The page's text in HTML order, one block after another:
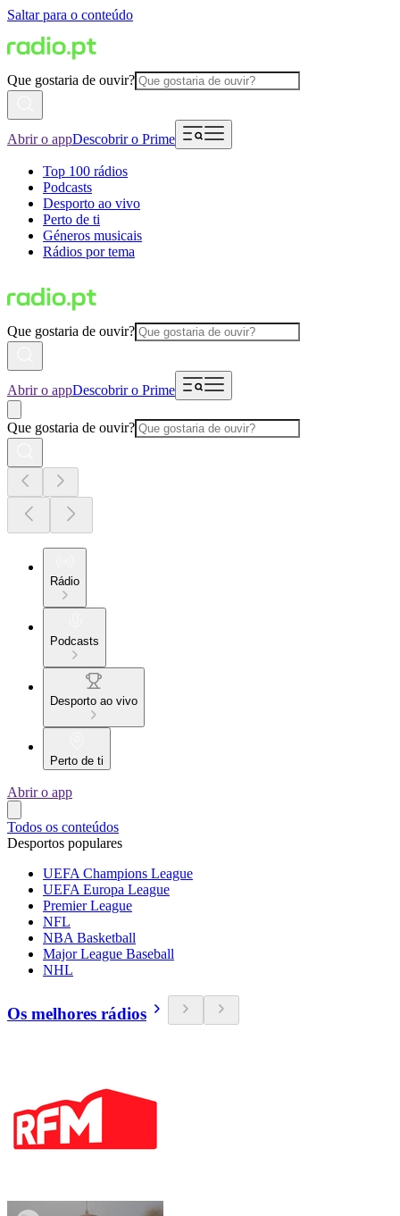
Saltar para o conteúdo
Que gostaria de ouvir?
Abrir o appDescobrir o Prime
Top 100 rádios
Podcasts
Desporto ao vivo
Perto de ti
Géneros musicais
Rádios por tema
Que gostaria de ouvir?
Abrir o appDescobrir o Prime
Que gostaria de ouvir?
Rádio
Podcasts
Desporto ao vivo
Perto de ti
Abrir o app
Todos os conteúdos
Desportos populares
UEFA Champions League
UEFA Europa League
Premier League
NFL
NBA Basketball
Major League Baseball
NHL
Os melhores rádios